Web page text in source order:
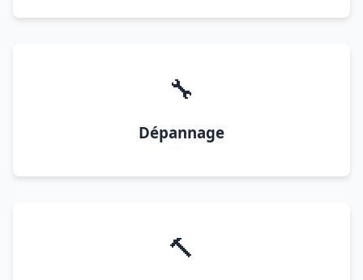
🔧
Dépannage
🔨